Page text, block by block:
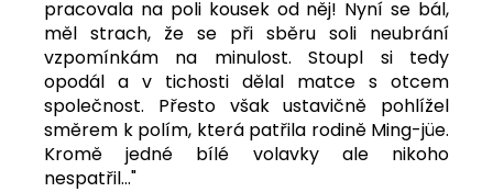
pracovala na poli kousek od něj! Nyní se bál,
měl strach, že se při sběru soli neubrání
vzpomínkám na minulost. Stoupl si tedy
opodál a v tichosti dělal matce s otcem
společnost. Přesto však ustavičně pohlížel
směrem k polím, která patřila rodině Ming-jüe.
Kromě jedné bílé volavky ale nikoho
nespatřil..."